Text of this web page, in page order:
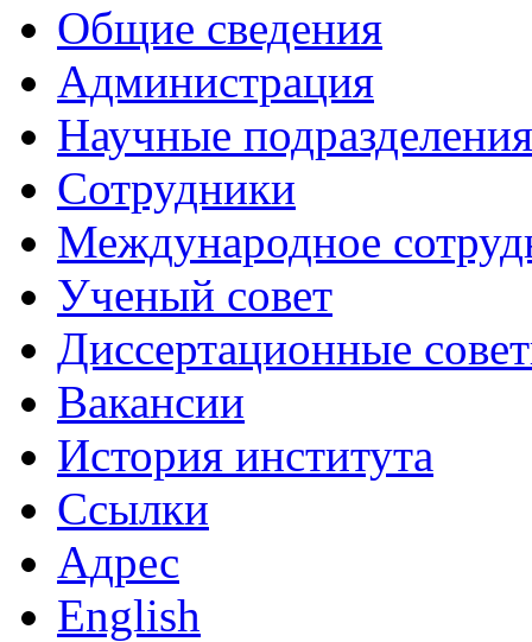
Общие сведения
Администрация
Научные подразделения
Сотрудники
Международное
Ученый совет
Диссертационные
Вакансии
История института
Ссылки
Адрес
English